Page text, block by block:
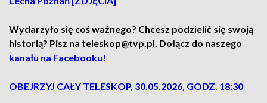
Wydarzyło się coś ważnego? Chcesz podzielić się swoją
historią? Pisz na teleskop@tvp.pl. Dołącz do naszego
kanału na Facebooku!
OBEJRZYJ CAŁY TELESKOP, 30.05.2026, GODZ. 18:30